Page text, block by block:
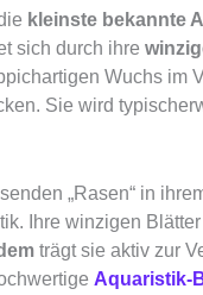
kleinste bekannte
sich durch ihre
Wuchs im
Sie wird
„Rasen“ in
Ihre winzigen
trägt sie aktiv zur
Aquaristik-